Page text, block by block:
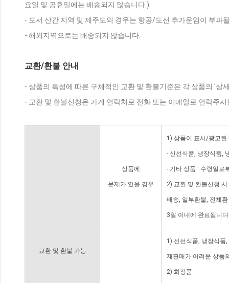
요일 및 공휴일에는 배송되지 않습니다.)
- 도서 산간 지역 및 제주도의 경우는 항공/도선 추가운임이 부과
- 해외지역으로는 배송되지 않습니다.
교환/환불 안내
- 상품의 특성에 따른 구체적인 교환 및 환불기준은 각 상품의 '상
- 교환 및 환불신청은 가게 연락처로 전화 또는 이메일로 연락주
교환 및 환불 가능
상품에
문제가 있을 경우
1) 상품이 표시/광고된
- 신선식품, 냉장식품,
- 기타 상품 : 수령일로
2) 교환 및 환불신청
배송, 일부환불, 전체
3일 이내에 완료됩니
1) 신선식품, 냉장식품
재판매가 어려운 상품
2) 화장품